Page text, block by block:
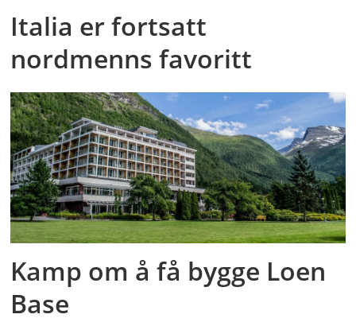
Italia er fortsatt
nordmenns favoritt
Kamp om å få bygge Loen
Base